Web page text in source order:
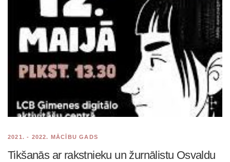
2021. - 2022. MĀCĪBU GADS
Tikšanās ar rakstnieku un žurnālistu Osvaldu